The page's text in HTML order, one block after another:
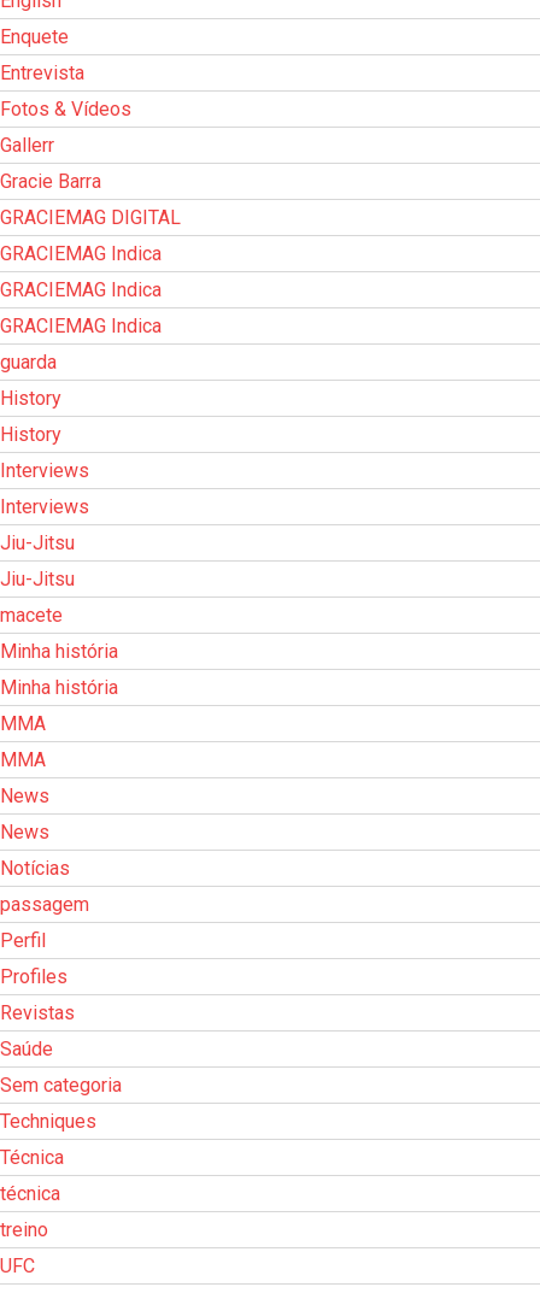
Enquete
Entrevista
Fotos & Vídeos
Gallerr
Gracie Barra
GRACIEMAG DIGITAL
GRACIEMAG Indica
GRACIEMAG Indica
GRACIEMAG Indica
guarda
History
History
Interviews
Interviews
Jiu-Jitsu
Jiu-Jitsu
macete
Minha história
Minha história
MMA
MMA
News
News
Notícias
passagem
Perfil
Profiles
Revistas
Saúde
Sem categoria
Techniques
Técnica
técnica
treino
UFC